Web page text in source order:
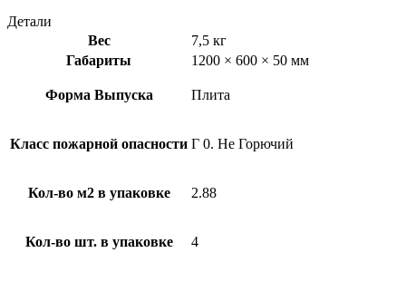
Детали
Вес
7,5 кг
Габариты
1200 × 600 × 50 мм
Форма Выпуска Плита
Класс пожарной опасности Г 0. Не Горючий
Кол-во м2 в упаковке 2.88
Кол-во шт. в упаковке 4